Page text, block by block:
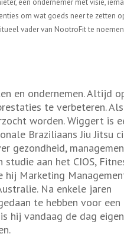
een ondernemer met visie,
om wat goeds neer te zetten
vader van NootroFit te
en ondernemen. Altijd
te verbeteren.
worden. Wiggert is
Braziliaans Jiu Jitsu
gezondheid,
aan het CIOS,
hij Marketing
Na enkele jaren
te hebben voor een
hij vandaag de dag